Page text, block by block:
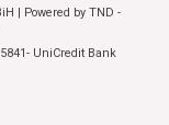
| Powered by TND -
UniCredit Bank